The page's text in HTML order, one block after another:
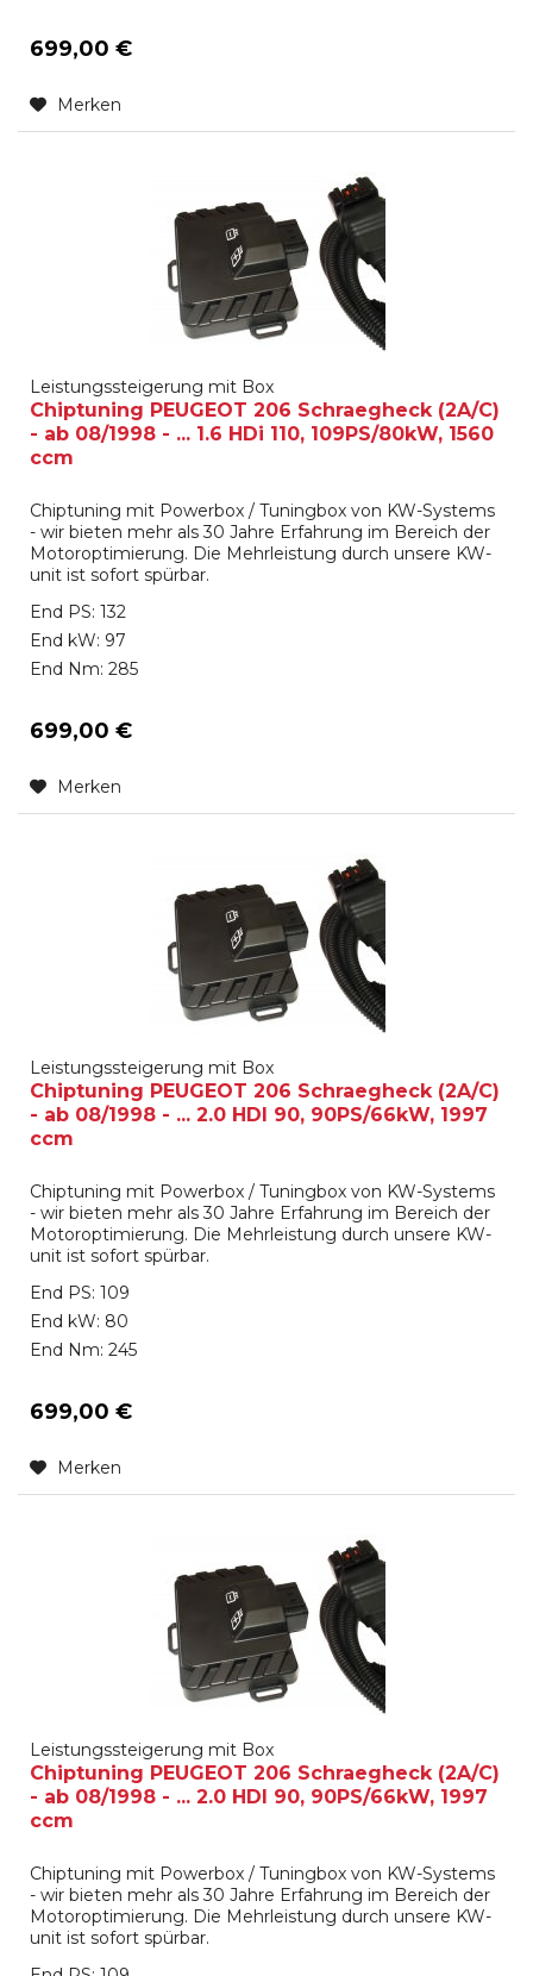
699,00 €
Merken
Leistungssteigerung mit Box
Chiptuning PEUGEOT 206 Schraegheck (2A/C)
- ab 08/1998 - ... 1.6 HDi 110, 109PS/80kW, 1560
ccm
Chiptuning mit Powerbox / Tuningbox von KW-Systems
- wir bieten mehr als 30 Jahre Erfahrung im Bereich der
Motoroptimierung. Die Mehrleistung durch unsere KW-
unit ist sofort spürbar.
End PS: 132
End kW: 97
End Nm: 285
699,00 €
Merken
Leistungssteigerung mit Box
Chiptuning PEUGEOT 206 Schraegheck (2A/C)
- ab 08/1998 - ... 2.0 HDI 90, 90PS/66kW, 1997
ccm
Chiptuning mit Powerbox / Tuningbox von KW-Systems
- wir bieten mehr als 30 Jahre Erfahrung im Bereich der
Motoroptimierung. Die Mehrleistung durch unsere KW-
unit ist sofort spürbar.
End PS: 109
End kW: 80
End Nm: 245
699,00 €
Merken
Leistungssteigerung mit Box
Chiptuning PEUGEOT 206 Schraegheck (2A/C)
- ab 08/1998 - ... 2.0 HDI 90, 90PS/66kW, 1997
ccm
Chiptuning mit Powerbox / Tuningbox von KW-Systems
- wir bieten mehr als 30 Jahre Erfahrung im Bereich der
Motoroptimierung. Die Mehrleistung durch unsere KW-
unit ist sofort spürbar.